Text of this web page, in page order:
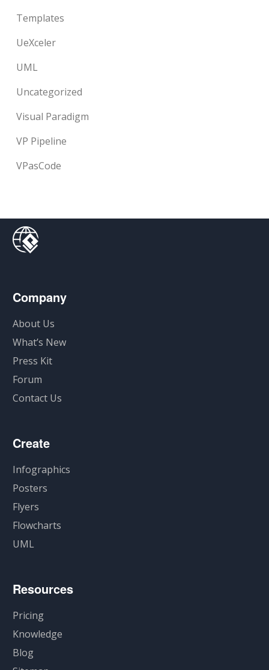
Templates
UeXceler
UML
Uncategorized
Visual Paradigm
VP Pipeline
VPasCode
Company
About Us
What’s New
Press Kit
Forum
Contact Us
Create
Infographics
Posters
Flyers
Flowcharts
UML
Resources
Pricing
Knowledge
Blog